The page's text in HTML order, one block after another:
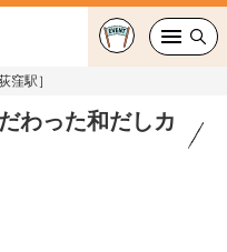
窪駅］
わった和だしカ